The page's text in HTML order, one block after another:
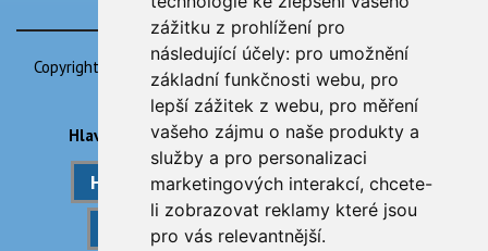
zážitku z prohlížení pro
následující účely: pro umožnění
základní funkčnosti webu, pro
lepší zážitek z webu, pro měření
vašeho zájmu o naše produkty a
služby a pro personalizaci
marketingových interakcí, chcete-
li zobrazovat reklamy které jsou
pro vás relevantnější.
Copyright © 1998 – 2026 SOFTconsult spol. s r.o. |
Předvolby
používání cookies|Impressum
Hlavní nabídka Internetových stránek ArCon3D
HOME CENÍK
OBJEDNÁVKA
ArCon trial verze
KONTAKT